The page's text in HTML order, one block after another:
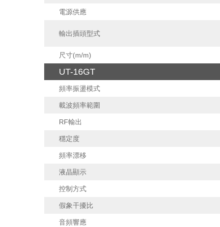
電源供應
輸出插頭型式
尺寸(m/m)
UT-16GT
頻率振盪模式
載波頻率範圍
RF輸出
穩定度
頻率漂移
液晶顯示
控制方式
假象干擾比
音頻響應